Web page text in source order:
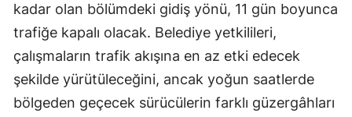
kadar olan bölümdeki gidiş yönü, 11 gün boyunca
trafiğe kapalı olacak. Belediye yetkilileri,
çalışmaların trafik akışına en az etki edecek
şekilde yürütüleceğini, ancak yoğun saatlerde
bölgeden geçecek sürücülerin farklı güzergâhları